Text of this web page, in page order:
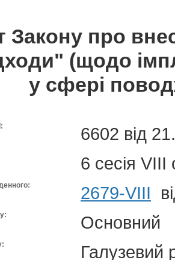
Закону про
(щодо
у сфері
6602 від
6 сесія VIII
2679-VIII
Основний
Галузевий